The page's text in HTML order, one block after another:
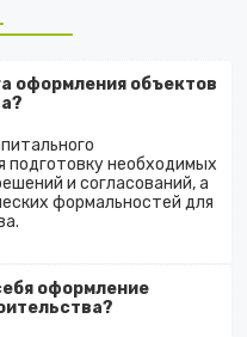
оформления объектов
подготовку необходимых
и согласований, а
формальностей для
оформление